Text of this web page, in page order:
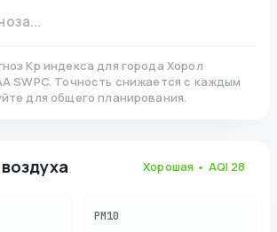
Kp индекса для города Хорол
SWPC. Точность снижается с каждым
для общего планирования.
Хорошая • AQI 28
PM10